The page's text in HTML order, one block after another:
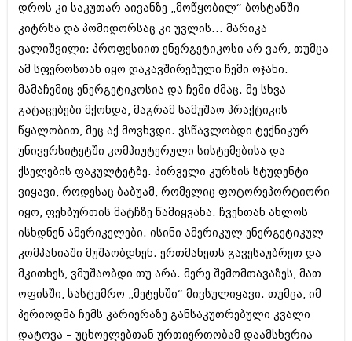
ჰოროსკოპი და შეუცნობელი
კრიმინალი
რომანი და დეტექტივი
სახალისო ამბები
შოუბიზნესი
დაიჯესტი
ქალი და მამაკაცი
ისტორია
სხვადასხვა
ანონსი
არქივი
სახალისო ამბები
შოუბიზნესი
დაიჯესტი
ქალი და მამაკაცი
ისტორია
სხვადასხვა
ანონსი
არქივი
ნოემბერი 2020 (103)
ოქტომბერი 2020 (209)
აგვისტო 2020 (249)
ივლისი 2020 (204)
დროს კი საკუთარ აივანზე „მოწყობილ“ ბოსტანში
კიტრსა და პომიდორსაც კი უვლის... მარიკა
ვალიშვილი: პროფესიით ენერგეტიკოსი არ ვარ, თუმცა
ამ სფეროსთან იყო დაკავშირებული ჩემი ოჯახი.
მამაჩემიც ენერგეტიკოსია და ჩემი ძმაც. მე სხვა
გატაცებები მქონდა, მაგრამ სამუშაო პრაქტიკის
წყალობით, მეც აქ მოვხვდი. ვსწავლობდი ტექნიკურ
უნივერსიტეტში კომპიუტერული სისტემებისა და
ქსელების ფაკულტეტზე. პირველი კურსის სტუდენტი
ვიყავი, როდესაც ბაბუამ, რომელიც ფოტორეპორტიორი
იყო, ფეხბურთის მატჩზე წამიყვანა. ჩვენთან ახლოს
ისხდნენ ამერიკელები. ისინი ამერიკულ ენერგეტიკულ
კომპანიაში მუშაობდნენ. ერთმანეთს გავესაუბრეთ და
მკითხეს, ვმუშაობდი თუ არა. მერე შემომთავაზეს, მათ
ოფისში, სასტუმრო „მეტეხში“ მივსულიყავი. თუმცა, იმ
პერიოდმა ჩემს კარიერაზე განსაკუთრებული კვალი
დატოვა – უცხოელებთან ურთიერთობამ დაამსხვრია